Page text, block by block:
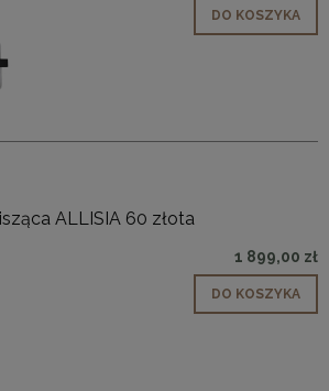
DO KOSZYKA
ALLISIA 60 złota
1 899,00 zł
DO KOSZYKA